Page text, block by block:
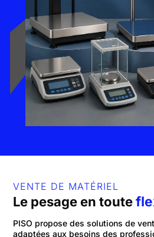
VENTE DE MATÉRIEL
Le pesage en toute
PISO propose des solutions de
adaptées aux besoins des